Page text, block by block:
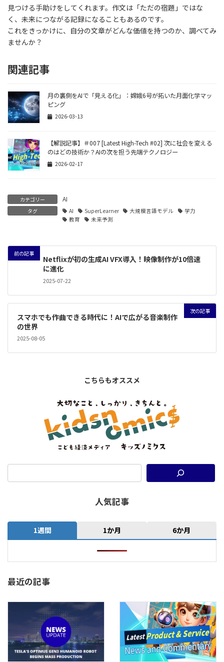
見つける手助けをしてくれます。作文は「ただの宿題」ではな
く、未来につながる記録になることもあるのです。
これをきっかけに、自分の文章がどんな価値を持つのか、調べてみ
ませんか？
関連記事
月の裏側をAIで「見える化」：嫦娥6号が拓いた月面化学マッ
ピング
2026-03-13
【解説記事】＃007 [Latest High-Tech #02] 次に社会を変える
のはどの技術か？AIの次を担う先端テクノロジー
2026-02-17
カテゴリー AI
タグ AI SuperLearner 大規模言語モデル
学力
教育
未来予測
前の記事
Netflixが初の生成AI VFX導入！映像制作が10倍速
に進化
2025-07-22
次の記事
スマホでも作曲できる時代に！AIで広がる音楽制作
の世界
2025-08-05
こちらもオススメ
人気記事
1週間 1か月 6か月
最近の記事